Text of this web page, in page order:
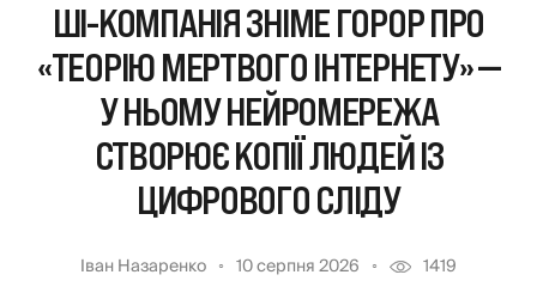
ШІ-КОМПАНІЯ ЗНІМЕ ГОРОР ПРО
«ТЕОРІЮ МЕРТВОГО ІНТЕРНЕТУ» —
У НЬОМУ НЕЙРОМЕРЕЖА
СТВОРЮЄ КОПІЇ ЛЮДЕЙ ІЗ
ЦИФРОВОГО СЛІДУ
Іван Назаренко 10 серпня 2026 1419